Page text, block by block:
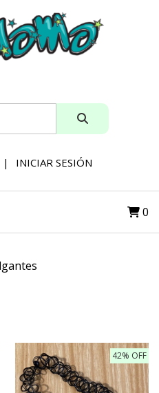
INICIAR SESIÓN
0
42% OFF